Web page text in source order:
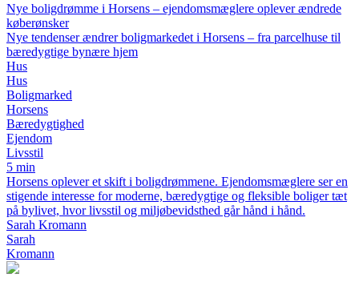
Nye boligdrømme i Horsens – ejendomsmæglere oplever ændrede
køberønsker
Nye tendenser ændrer boligmarkedet i Horsens – fra parcelhuse til
bæredygtige bynære hjem
Hus
Hus
Boligmarked
Horsens
Bæredygtighed
Ejendom
Livsstil
5 min
Horsens oplever et skift i boligdrømmene. Ejendomsmæglere ser en
stigende interesse for moderne, bæredygtige og fleksible boliger tæt
på bylivet, hvor livsstil og miljøbevidsthed går hånd i hånd.
Sarah Kromann
Sarah
Kromann